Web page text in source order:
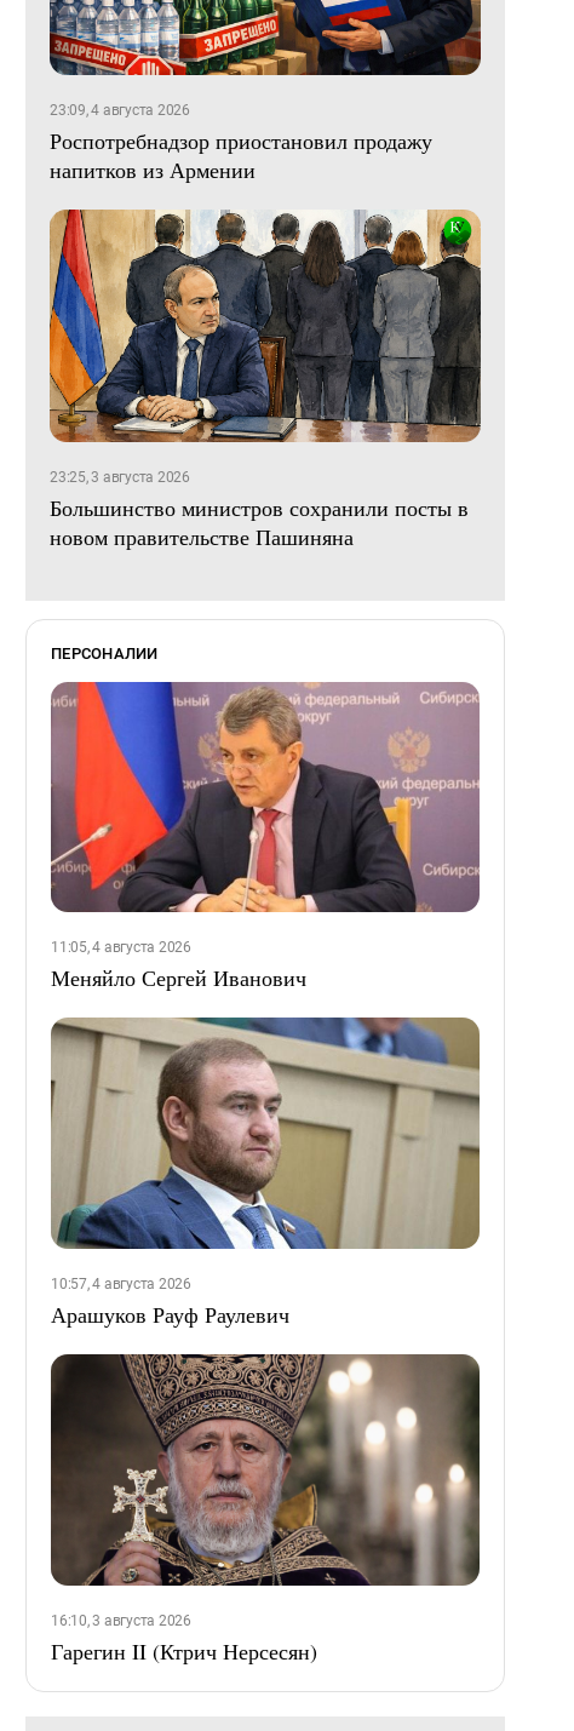
23:09, 4 августа 2026
Роспотребнадзор приостановил продажу
напитков из Армении
23:25, 3 августа 2026
Большинство министров сохранили посты в
новом правительстве Пашиняна
ПЕРСОНАЛИИ
11:05, 4 августа 2026
Меняйло Сергей Иванович
10:57, 4 августа 2026
Арашуков Рауф Раулевич
16:10, 3 августа 2026
Гарегин II (Ктрич Нерсесян)